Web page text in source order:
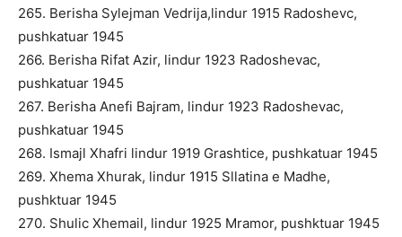
265. Berisha Sylejman Vedrija,lindur 1915 Radoshevc,
pushkatuar 1945
266. Berisha Rifat Azir, lindur 1923 Radoshevac,
pushkatuar 1945
267. Berisha Anefi Bajram, lindur 1923 Radoshevac,
pushkatuar 1945
268. Ismajl Xhafri lindur 1919 Grashtice, pushkatuar 1945
269. Xhema Xhurak, lindur 1915 Sllatina e Madhe,
pushktuar 1945
270. Shulic Xhemail, lindur 1925 Mramor, pushktuar 1945